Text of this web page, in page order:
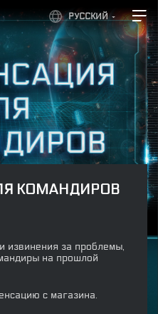
РУССКИЙ
КОМАНДИРОВ
извинения за проблемы,
на прошлой
с магазина.